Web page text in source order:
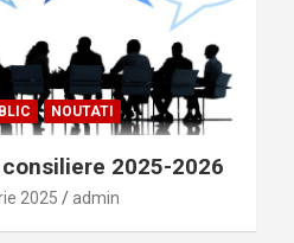
NOUTATI
2025-2026
2025 admin